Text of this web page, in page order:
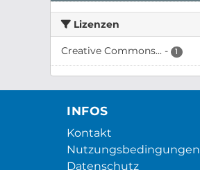
Lizenzen
Creative Commons... - 1
INFOS
Kontakt
Nutzungsbedingungen
Datenschutz